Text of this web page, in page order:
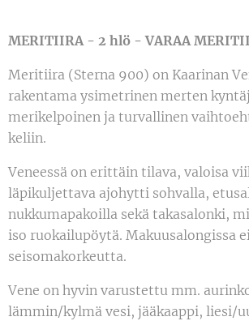
MERITIIRA - 2 hlö - VARAA
Meritiira (Sterna 900) on Kaarinan
rakentama ysimetrinen merten
merikelpoinen ja turvallinen
keliin.
Veneessä on erittäin tilava, valoisa
läpikuljettava ajohytti sohvalla,
nukkumapakoilla sekä takasalonki,
iso ruokailupöytä. Makuusalongissa
seisomakorkeutta.
Vene on hyvin varustettu mm.
lämmin/kylmä vesi, jääkaappi, liesi/